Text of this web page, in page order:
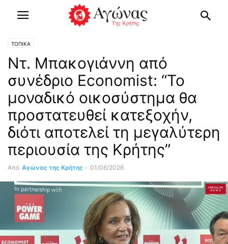
ΤΟΠΙΚΑ
Ντ. Μπακογιάννη από
συνέδριο Economist: “Το
μοναδικό οικοσύστημα θα
προστατευθεί κατεξοχήν,
διότι αποτελεί τη μεγαλύτερη
περιουσία της Κρήτης”
Από Αγώνας της Κρήτης - 01/06/2026